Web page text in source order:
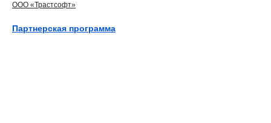
ООО «Трастсофт»
Партнерская программа